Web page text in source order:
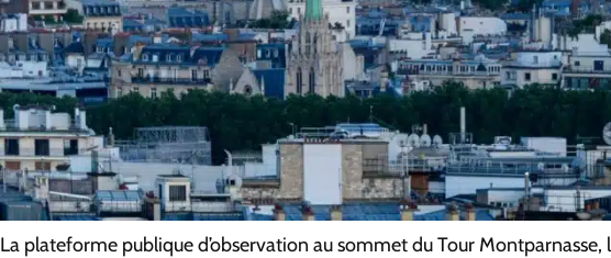
La plateforme publique d’observation au sommet du Tour